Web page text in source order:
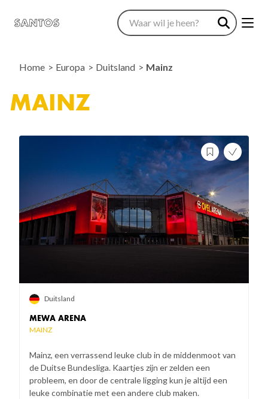
Home Europa Duitsland Mainz
MAINZ
MEWA ARENA
MAINZ
Mainz, een verrassend leuke club in de middenmoot van
de Duitse Bundesliga. Kaartjes zijn er zelden een
probleem, en door de centrale ligging kun je altijd een
leuke combinatie met een andere club maken.
Duitsland